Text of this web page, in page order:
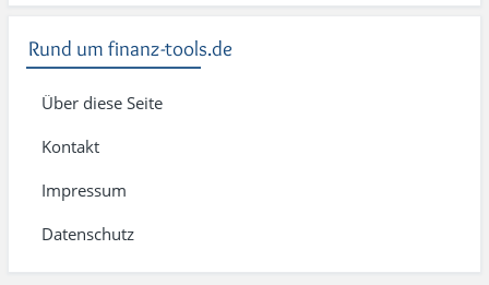
Rund um finanz-tools.de
Über diese Seite
Kontakt
Impressum
Datenschutz